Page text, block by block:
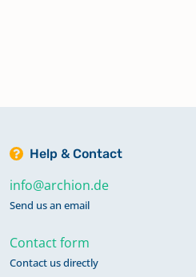
Namensregister
Namensregister
Help & Contact
info@archion.de
Send us an email
Contact form
Contact us directly